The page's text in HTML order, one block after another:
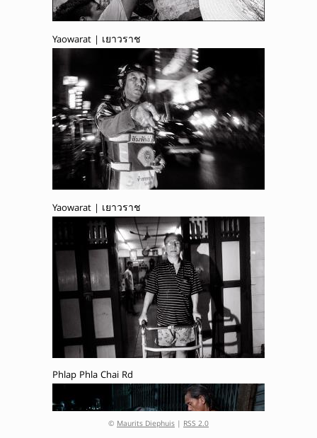
Yaowarat | เยาวราช
Yaowarat | เยาวราช
Phlap Phla Chai Rd
© Maurits Diephuis | RSS 2.0